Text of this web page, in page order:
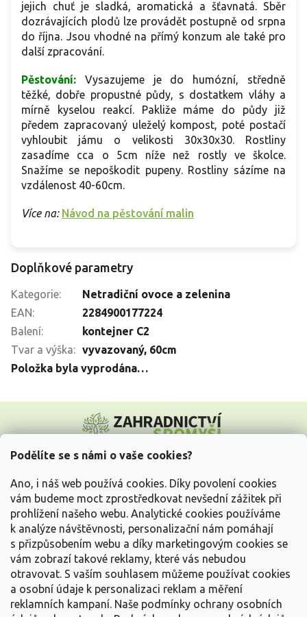
Podělíte se s námi o vaše cookies?
Ano, i náš web používá cookies. Díky povolení cookies
vám budeme moct zprostředkovat nevšední zážitek při
prohlížení našeho webu. Analytické cookies používáme
k analýze návštěvnosti, personalizační nám pomáhají
s přizpůsobením webu a díky marketingovým cookies se
vám zobrazí takové reklamy, které vás nebudou
otravovat. S vaším souhlasem můžeme používat cookies
a osobní údaje k personalizaci reklam a měření
reklamních kampaní. Naše podmínky ochrany osobních
jejich chuť je sladká, aromatická a šťavnatá. Sběr
dozrávajících plodů lze provádět postupně od srpna
do října. Jsou vhodné na přímý konzum ale také pro
další zpracování.
Pěstování:
Vysazujeme je do humózní, středně
těžké, dobře propustné půdy, s dostatkem vláhy a
mírně kyselou reakcí. Pakliže máme do půdy již
předem zapracovaný uleželý kompost, poté postačí
vyhloubit jámu o velikosti 30x30x30. Rostliny
zasadíme cca o 5cm níže než rostly ve školce.
Snažíme se nepoškodit pupeny. Rostliny sázíme na
vzdálenost 40-60cm.
Více na: Návod na pěstování malin
Doplňkové parametry
Kategorie:
Netradiční ovoce a zelenina
EAN:
2284900177224
Balení:
kontejner C2
Tvar a výška: vyvazovaný, 60cm
Položka byla vyprodána…
p
Vše o nákupu
Informace pro Vás
Kontakujte nás